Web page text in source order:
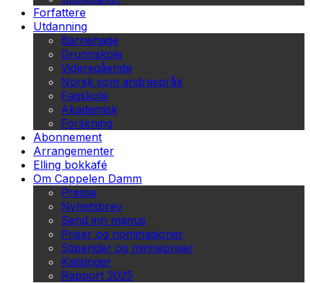
Forfattere
Utdanning
Barnehage
Grunnskole
Videregående
Norsk som andrespråk
Fagskole
Akademisk
Forskning
Abonnement
Arrangementer
Elling bokkafé
Om Cappelen Damm
Presse
Nyhetsbrev
Send inn manus
Priser og nominasjoner
Stipender og minnepriser
Kataloger
Rapport 2025